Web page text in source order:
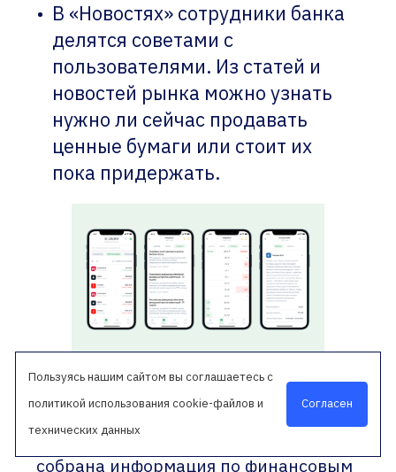
В «Новостях» сотрудники банка
делятся советами с
пользователями. Из статей и
новостей рынка можно узнать
нужно ли сейчас продавать
ценные бумаги или стоит их
пока придержать.
Все приобретенные ценные бумаги
собраны в «Портфеле». Там же
собрана информация по финансовым
Пользуясь нашим сайтом вы соглашаетесь с
политикой использования cookie-файлов и
технических данных
Согласен